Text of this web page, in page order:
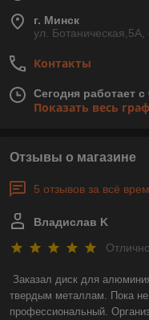
г. Минск
ул.
Контакты
Сегодня работает
Показать весь
Отзывы о магазине
5 отзывов за всё
Владислав K
Отлично
Заказал диск для
твердым металлам. Пока не
профессиональный.